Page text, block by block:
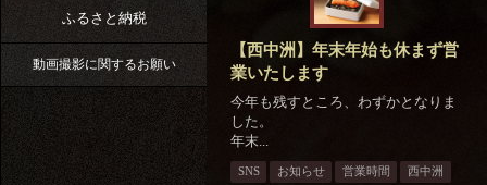
ふるさと納税
動画撮影に関するお願い
【西中洲】年末年始も休まず営
業いたします
今年も残すところ、わずかとなりま
した。
年末...
SNS お知らせ 営業時間 西中洲